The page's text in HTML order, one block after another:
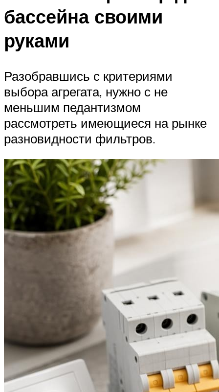
бассейна своими
руками
Разобравшись с критериями
выбора агрегата, нужно с не
меньшим педантизмом
рассмотреть имеющиеся на рынке
разновидности фильтров.